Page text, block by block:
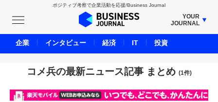
ポジティブ考察で企業活動を応援/Business Journal
YOUR
JOURNAL
BUSINESS JOURNAL
UNICORN JOURNAL
CARBON CREDITS JOURNAL
ENERGY MANAGEMENT JOURNAL
コメ兵の最新ニュース記事 まとめ (1件)
企業 インタビュー 経済 IT 投資